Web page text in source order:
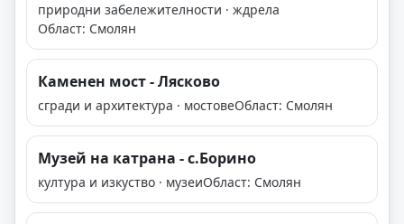
природни забележителности · ждрела
Област: Смолян
Каменен мост - Лясково
сгради и архитектура · мостовеОбласт: Смолян
Музей на катрана - с.Борино
култура и изкуство · музеиОбласт: Смолян